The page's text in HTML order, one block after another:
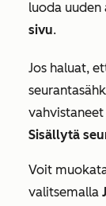
luoda uuden
sivu.
Jos haluat,
Sisällytä
Voit
valitsemalla